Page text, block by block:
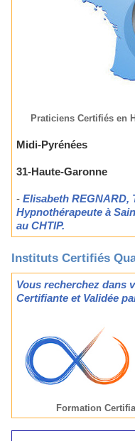
Praticiens Certifiés en
Midi-Pyrénées
31-Haute-Garonne
- Elisabeth REGNARD,
Hypnothérapeute à
au CHTIP.
Instituts Certifiés
Vous recherchez dans votre région une Formation
Certifiante et Validée
Formation